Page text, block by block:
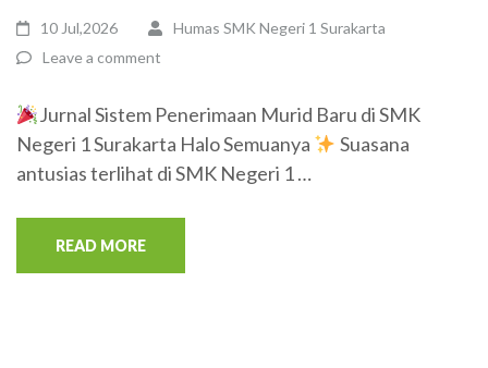
10 Jul,2026
Humas SMK Negeri 1 Surakarta
Leave a comment
Jurnal Sistem Penerimaan Murid Baru di SMK
Negeri 1 Surakarta Halo Semuanya
Suasana
antusias terlihat di SMK Negeri 1 …
READ MORE